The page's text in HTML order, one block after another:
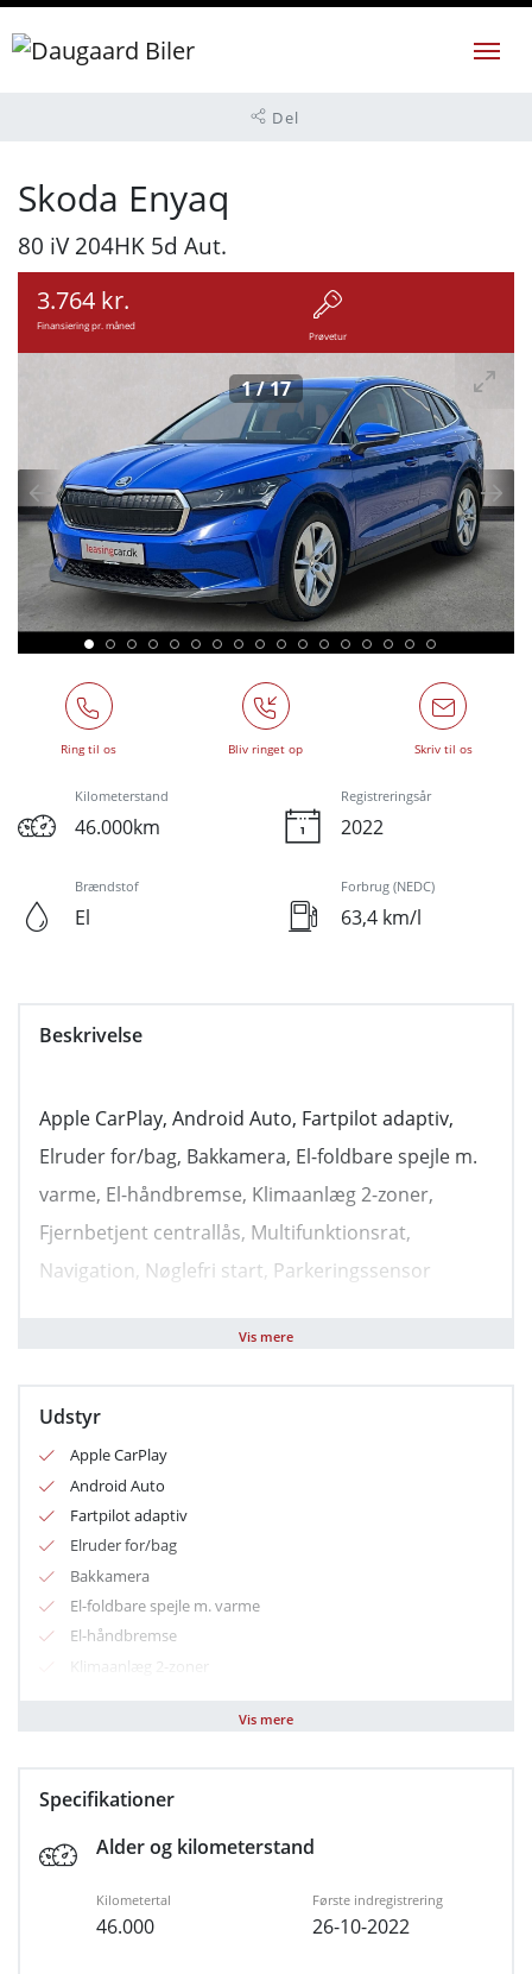
Del
Skoda Enyaq
80 iV 204HK 5d Aut.
3.764 kr.
Finansiering pr. måned
Prøvetur
1/17
Ring til os Bliv ringet op Skriv til os
Kilometerstand
46.000km
Registreringsår
2022
Brændstof
El
Forbrug (NEDC)
63,4 km/l
Beskrivelse
Apple CarPlay, Android Auto, Fartpilot adaptiv,
Elruder for/bag, Bakkamera, El-foldbare spejle m.
varme, El-håndbremse, Klimaanlæg 2-zoner,
Fjernbetjent centrallås, Multifunktionsrat,
Navigation, Nøglefri start, Parkeringssensor
USB-C tilslutning, Alufælge, LED kørelys,
Automatisk lys, Automatisk nødbremsesystem,
Vejbaneassistent, Skiltegenkendelse, Isofix,
Vis mere
Udstyr
Apple CarPlay
Android Auto
Fartpilot adaptiv
Elruder for/bag
Bakkamera
El-foldbare spejle m. varme
El-håndbremse
Klimaanlæg 2-zoner
Nøglefri start
Sædevarme for
USB stik
USB-C tilslutning
Vis mere
Specifikationer
Alder og kilometerstand
Kilometertal
46.000
Første indregistrering
26-10-2022